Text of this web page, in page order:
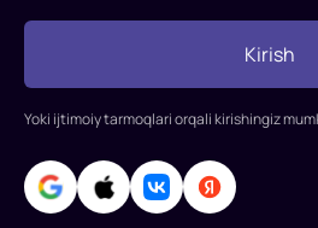
urib,
ularni
dunyodagi
eng
Kirish
Yoki ijtimoiy tarmoqlari orqali kirishingiz